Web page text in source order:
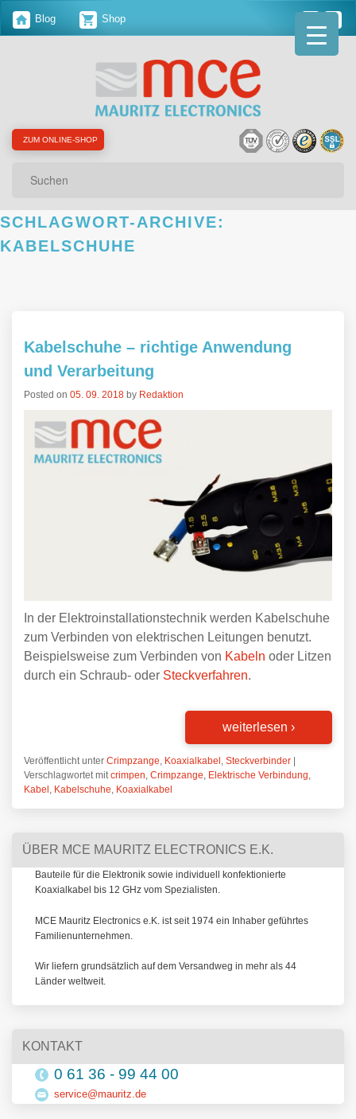
Blog Shop
ZUM ONLINE-SHOP
SCHLAGWORT-ARCHIVE:
KABELSCHUHE
Kabelschuhe – richtige Anwendung
und Verarbeitung
Posted on 05. 09. 2018 by Redaktion
In der Elektroinstallationstechnik werden Kabelschuhe
zum Verbinden von elektrischen Leitungen benutzt.
Beispielsweise zum Verbinden von Kabeln oder Litzen
durch ein Schraub- oder Steckverfahren.
weiterlesen ›
Veröffentlicht unter Crimpzange, Koaxialkabel , Steckverbinder
Verschlagwortet mit crimpen, Crimpzange, Elektrische Verbindung,
Kabel , Kabelschuhe, Koaxialkabel
ÜBER MCE MAURITZ ELECTRONICS E.K.
Bauteile für die Elektronik sowie individuell konfektionierte
Koaxialkabel bis 12 GHz vom Spezialisten.
MCE Mauritz Electronics e.K. ist seit 1974 ein Inhaber geführtes
Familienunternehmen.
Wir liefern grundsätzlich auf dem Versandweg in mehr als 44
Länder weltweit.
KONTAKT
0 61 36 - 99 44 00
service@mauritz.de